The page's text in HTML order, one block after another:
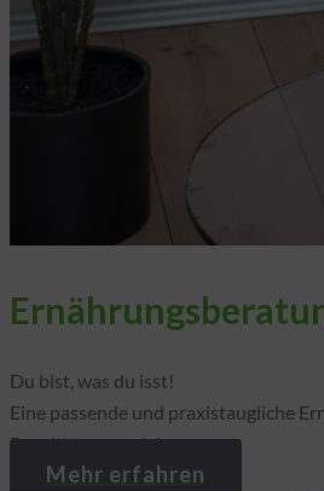
Du bist, was du isst!
Eine passende und praxistaugliche
Resultate zu erzielen.
Mehr erfahren